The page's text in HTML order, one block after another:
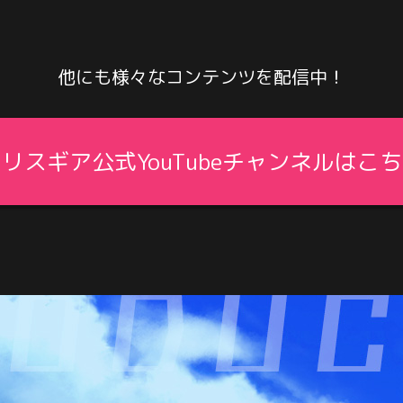
他にも様々なコンテンツを配信中！
スギア公式YouTubeチャンネルはこ